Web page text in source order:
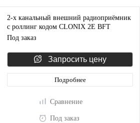
2-х канальный внешний радиоприёмник
с роллинг кодом CLONIX 2E BFT
D113674 00001
Под заказ
Запросить цену
Подробнее
Сравнение
Под заказ